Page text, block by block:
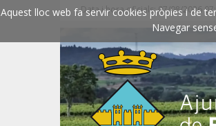
Aquest lloc web fa servir cookies pròpies i de
Navegar
Data i hora oficials: 07/08/2026